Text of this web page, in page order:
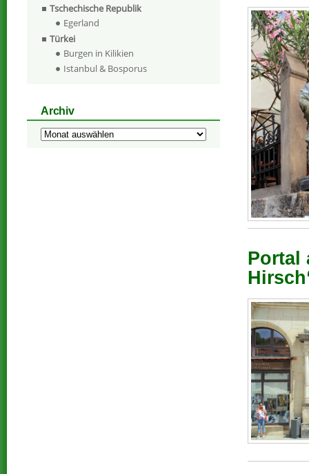
Portal
Tschechische Republik
Egerland
Türkei
Burgen in Kilikien
Istanbul & Bosporus
Archiv
Archiv